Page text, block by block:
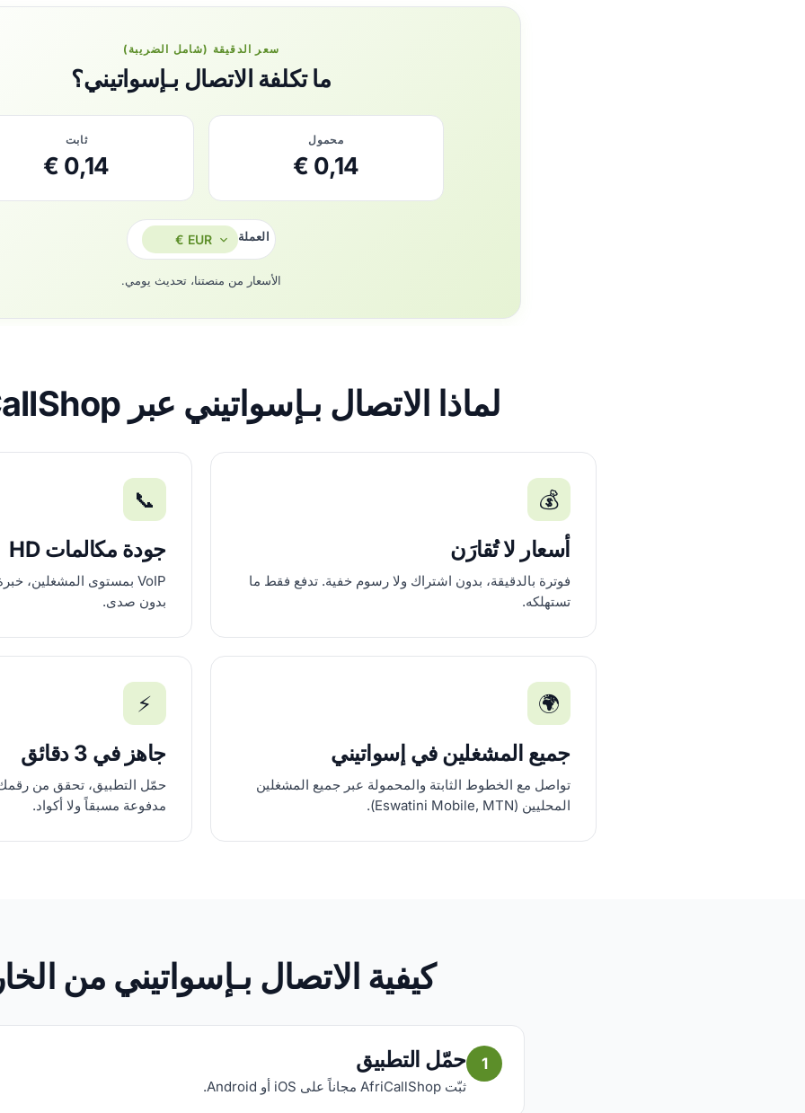
سعر الدقيقة (شامل الضريبة)
ما تكلفة الاتصال بـإسواتيني؟
محمول
0,14 €
ثابت
0,14 €
العملة
الأسعار من منصتنا، تحديث يومي.
لماذا الاتصال بـإسواتيني عبر AfriCallShop؟
💰
أسعار لا تُقارَن
فوترة بالدقيقة، بدون اشتراك ولا رسوم خفية. تدفع فقط ما
تستهلكه.
📞
جودة مكالمات HD
بدون صدى.
🌍
جميع المشغلين في إسواتيني
تواصل مع الخطوط الثابتة والمحمولة عبر جميع المشغلين
المحليين (Eswatini Mobile, MTN).
⚡
جاهز في 3 دقائق
حمّل التطبيق، تحقق من
مدفوعة مسبقاً ولا أكواد.
كيفية الاتصال بـإسواتيني من
1 حمّل التطبيق
ثبّت AfriCallShop مجاناً على iOS أو Android.